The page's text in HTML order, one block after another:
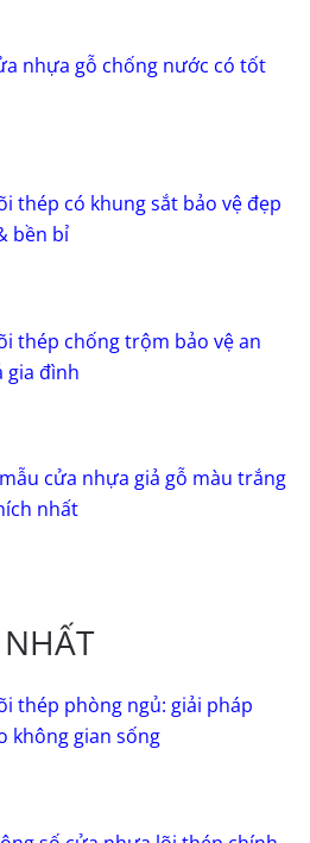
nhựa gỗ chống nước có tốt
thép có khung sắt bảo vệ đẹp
bền bỉ
thép chống trộm bảo vệ an
gia đình
cửa nhựa giả gỗ màu trắng
nhất
thép phòng ngủ: giải pháp
không gian sống